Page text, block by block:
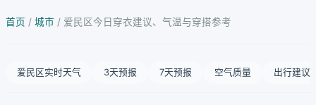
首页 / 城市 / 爱民区今日穿衣建议、气温与穿搭参考
爱民区实时天气 3天预报 7天预报 空气质量 出行建议